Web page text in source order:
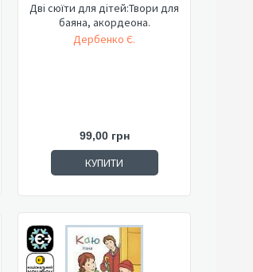
Дві сюїти для дітей:Твори для
баяна, акордеона.
Дербенко Є.
99,00 грн
КУПИТИ